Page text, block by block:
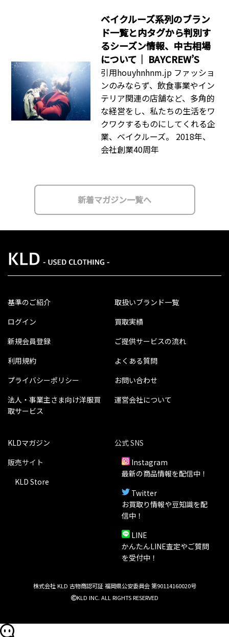
ベイクルーズ系列のブラン
ド一覧と内タグから判別す
るシーズン情報、中古相場
について｜ BAYCREW’S
引用houyhnhnm.jp ファッショ
ンのみならず、飲食事業やイン
テリア関連の店舗など、多角的
な経営をし、私たちの生活をワ
クワクするものにしてくれる企
業、ベイクルーズ。 2018年、
会社創業40周年
新着マガジン一覧へ
基準のご紹介
ログイン
新規会員登録
利用規約
プライバシーポリシー
法人・事業主さま向け洋服買
取サービス
取扱いブランド一覧
買取実績
ご提供サービスの流れ
よくある質問
お問い合わせ
運営会社について
KLDマガジン
販売サイト
KLD Store
公式 SNS
Instagram
最新の商品情報を配信中！
Twitter
お買取り情報や豆知識を配
信中！
LINE
かんたんLINE査定やご質問
を受付中！
株式会社 KLD 古物商認可証 福岡県公安委員会 第90114160020号
KLD INC. ALL RIGHTS RESERVED